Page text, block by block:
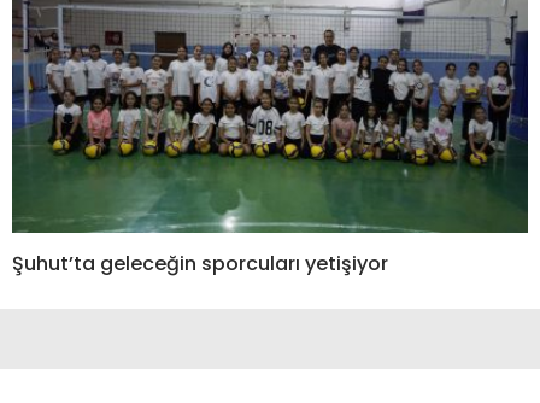
Şuhut’ta geleceğin sporcuları yetişiyor